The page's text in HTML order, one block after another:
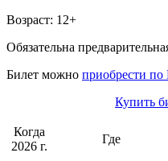
Возраст: 12+
Обязательна
Билет можно приобрести
Купить
Когда
2026 г.
Где